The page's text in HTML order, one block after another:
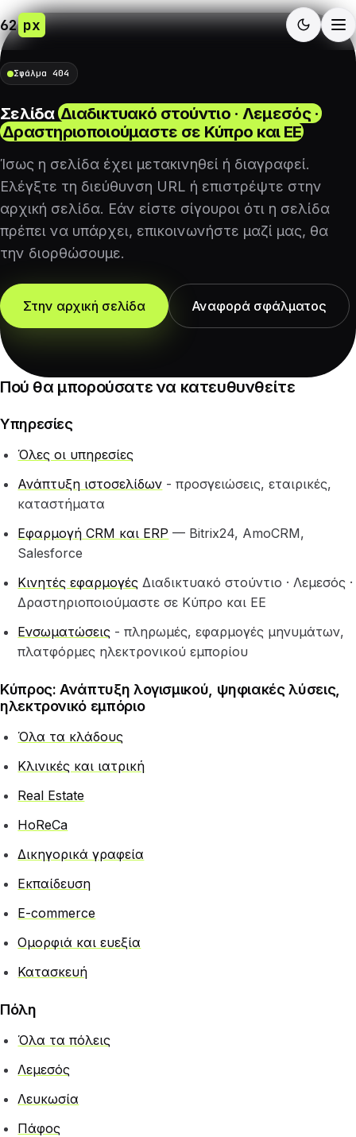
62 px
Σφάλμα 404
ΣελίδαΔιαδικτυακό στούντιο · Λεμεσός ·
Δραστηριοποιούμαστε σε Κύπρο και ΕΕ
Ίσως η σελίδα έχει μετακινηθεί ή διαγραφεί.
Ελέγξτε τη διεύθυνση URL ή επιστρέψτε στην
αρχική σελίδα. Εάν είστε σίγουροι ότι η σελίδα
πρέπει να υπάρχει, επικοινωνήστε μαζί μας, θα
την διορθώσουμε.
Στην αρχική σελίδα Αναφορά σφάλματος
Πού θα μπορούσατε να κατευθυνθείτε
Υπηρεσίες
Όλες οι υπηρεσίες
Ανάπτυξη ιστοσελίδων - προσγειώσεις, εταιρικές,
καταστήματα
Εφαρμογή CRM και ERP — Bitrix24, AmoCRM,
Salesforce
Κινητές εφαρμογές Διαδικτυακό στούντιο · Λεμεσός ·
Δραστηριοποιούμαστε σε Κύπρο και ΕΕ
Ενσωματώσεις - πληρωμές, εφαρμογές μηνυμάτων,
πλατφόρμες ηλεκτρονικού εμπορίου
Κύπρος: Ανάπτυξη λογισμικού, ψηφιακές λύσεις,
ηλεκτρονικό εμπόριο
Όλα τα κλάδους
Κλινικές και ιατρική
Real Estate
HoReCa
Δικηγορικά γραφεία
Εκπαίδευση
E-commerce
Ομορφιά και ευεξία
Κατασκευή
Πόλη
Όλα τα πόλεις
Λεμεσός
Λευκωσία
Πάφος